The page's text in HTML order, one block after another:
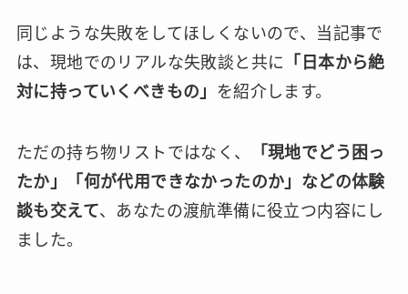
同じような失敗をしてほしくないので、当記事で
は、現地でのリアルな失敗談と共に
「日本から絶
対に持っていくべきもの」
を紹介します。
ただの持ち物リストではなく、
「現地でどう困っ
たか」「何が代用できなかったのか」などの体験
談も交えて、あなたの渡航準備に役立つ内容にし
ました。